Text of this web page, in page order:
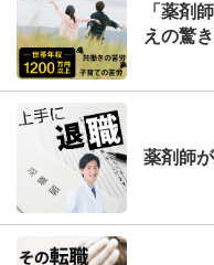
「薬剤
えの驚
薬剤師